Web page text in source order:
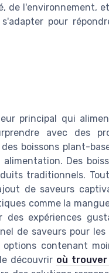
de l'environnement,
pour
principal qui
avec des
boissons plant-
Des
traditionnels.
de saveurs
comme la
expériences
de saveurs pour les
contenant
découvrir où trouver